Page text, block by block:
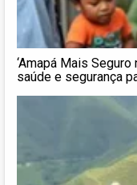
‘Amapá Mais
saúde e segurança